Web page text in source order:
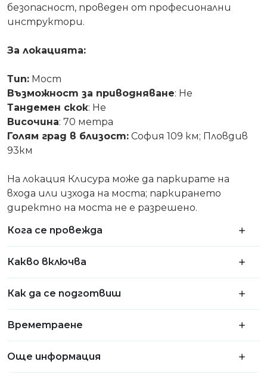
безопасност, проведен от професионални
инструктори.
За локацията:
Тип: Мост
Възможност за приводняване: Не
Тандемен скок: Не
Височина: 70 метра
Голям град в близост: София 109 км; Пловдив
93км
На локация Клисура може да паркирате на
входа или изхода на моста; паркирането
директно на моста не е разрешено.
Кога се провежда
Какво включва
Как да се подготвиш
Времетраене
Още информация